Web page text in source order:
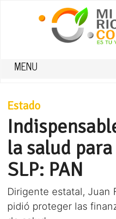
MENU
Estado
la salud
SLP: PAN
Dirigente estatal, Juan
pidió proteger las